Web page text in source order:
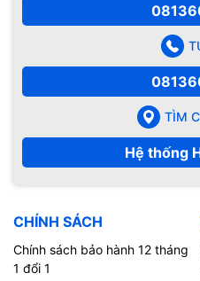
TÌM
Hệ thống
CHÍNH SÁCH
Chính sách bảo hành 12 tháng
1 đổi 1